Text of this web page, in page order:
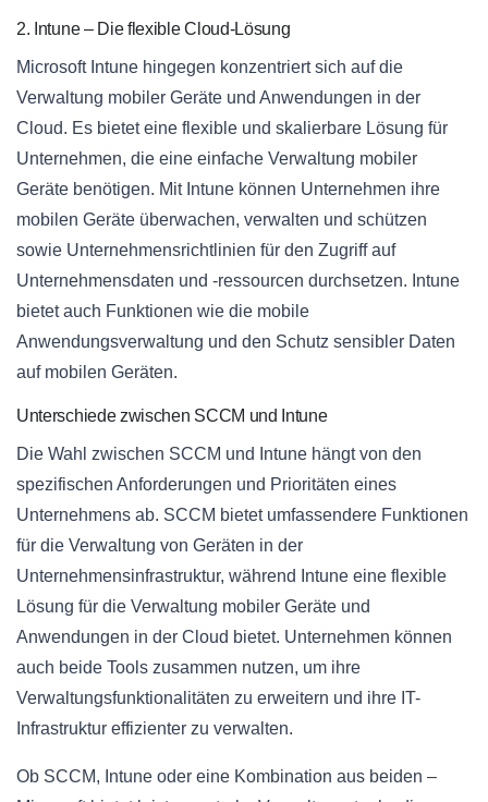
2. Intune – Die flexible Cloud-Lösung
Microsoft Intune hingegen konzentriert sich auf die
Verwaltung mobiler Geräte und Anwendungen in der
Cloud. Es bietet eine flexible und skalierbare Lösung für
Unternehmen, die eine einfache Verwaltung mobiler
Geräte benötigen. Mit Intune können Unternehmen ihre
mobilen Geräte überwachen, verwalten und schützen
sowie Unternehmensrichtlinien für den Zugriff auf
Unternehmensdaten und -ressourcen durchsetzen. Intune
bietet auch Funktionen wie die mobile
Anwendungsverwaltung und den Schutz sensibler Daten
auf mobilen Geräten.
Unterschiede zwischen SCCM und Intune
Die Wahl zwischen SCCM und Intune hängt von den
spezifischen Anforderungen und Prioritäten eines
Unternehmens ab. SCCM bietet umfassendere Funktionen
für die Verwaltung von Geräten in der
Unternehmensinfrastruktur, während Intune eine flexible
Lösung für die Verwaltung mobiler Geräte und
Anwendungen in der Cloud bietet. Unternehmen können
auch beide Tools zusammen nutzen, um ihre
Verwaltungsfunktionalitäten zu erweitern und ihre IT-
Infrastruktur effizienter zu verwalten.
Ob SCCM, Intune oder eine Kombination aus beiden –